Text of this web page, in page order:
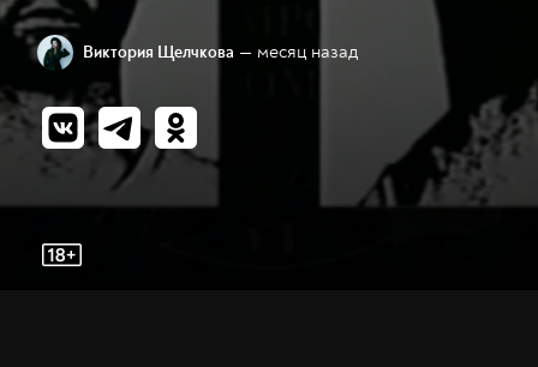
Виктория Щелчкова — месяц назад